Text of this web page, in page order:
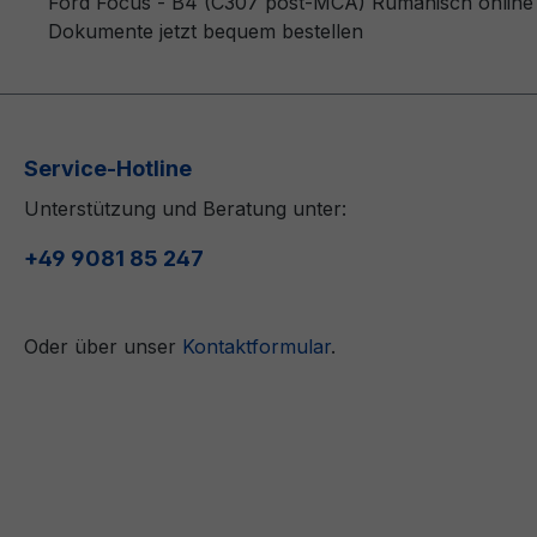
Dokumente jetzt bequem bestellen
Service-Hotline
Unterstützung und Beratung unter:
+49 9081 85 247
Oder über unser Kontaktformular.